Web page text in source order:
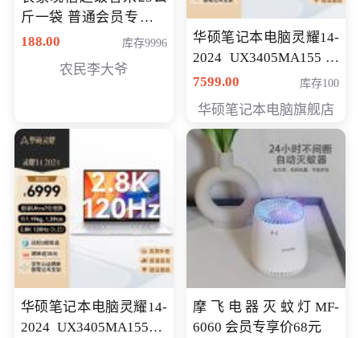
斤一袋 普通会员专享价
格178元
188.00 库存9996
农民李大爷
华硕笔记本电脑灵耀14-
2024 UX3405MA155冰
川银 oled 智慧轻薄本 会
7599.00 库存100
华硕笔记本电脑旗舰店
华硕笔记本电脑灵耀14-
2024 UX3405MA155夜
摩飞电器灭蚊灯MF-
6060 会员专享价68元